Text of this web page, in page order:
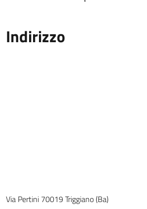
Indirizzo
Via Pertini 70019 Triggiano (Ba)